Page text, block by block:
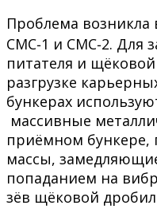
Проблема
СМС‑1 и СМС‑2. Для
питателя и
разгрузке
бункерах
массивные
приёмном бункере,
массы,
попаданием на
зёв щёковой